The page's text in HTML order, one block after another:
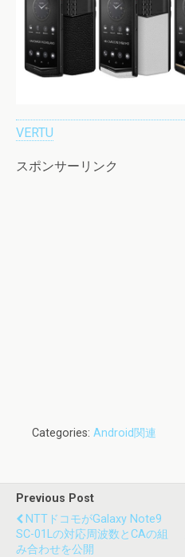
VERTU
スポンサーリンク
Categories: Android関連
Previous Post
NTTドコモがGalaxy Note9
SC-01Lの対応周波数とCAの組
み合わせを公開